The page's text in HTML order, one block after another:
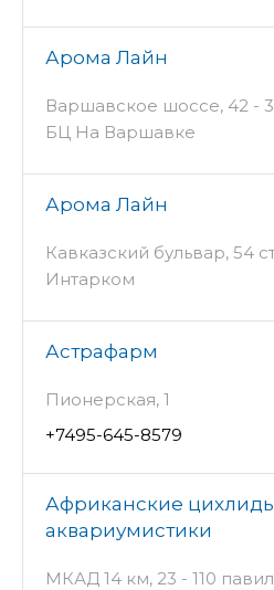
Арома Лайн
Варшавское шоссе, 42 -
БЦ На Варшавке
Арома Лайн
Кавказский бульвар, 54
Интарком
Астрафарм
Пионерская, 1
+7495-645-8579
Африканские
аквариумистики
МКАД 14 км, 23 - 110